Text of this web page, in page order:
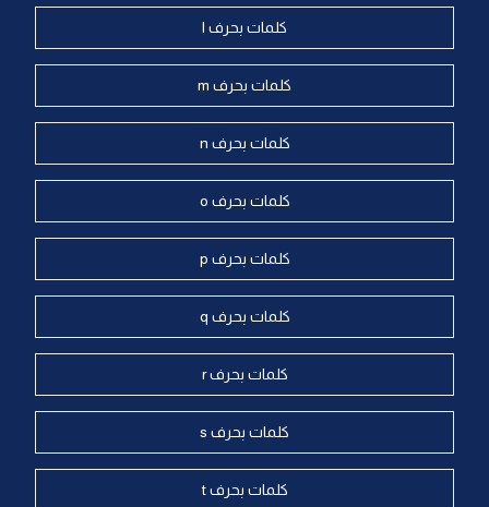
كلمات بحرف l
كلمات بحرف m
كلمات بحرف n
كلمات بحرف o
كلمات بحرف p
كلمات بحرف q
كلمات بحرف r
كلمات بحرف s
كلمات بحرف t